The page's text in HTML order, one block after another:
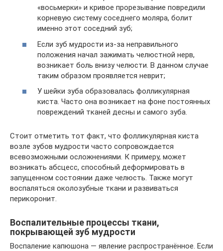
«восьмерки» и кривое прорезывание повредили
корневую систему соседнего моляра, болит
именно этот соседний зуб;
Если зуб мудрости из-за неправильного
положения начал зажимать челюстной нерв,
возникает боль внизу челюсти. В данном случае
таким образом проявляется неврит;
У шейки зуба образовалась фолликулярная
киста. Часто она возникает на фоне постоянных
повреждений тканей десны и самого зуба.
Стоит отметить тот факт, что фолликулярная киста
возле зубов мудрости часто сопровождается
всевозможными осложнениями. К примеру, может
возникать абсцесс, способный деформировать в
запущенном состоянии даже челюсть. Также могут
воспаляться околозубные ткани и развиваться
перикоронит.
Воспалительные процессы ткани,
покрывающей зуб мудрости
Воспаление капюшона — явление распространённое. Если